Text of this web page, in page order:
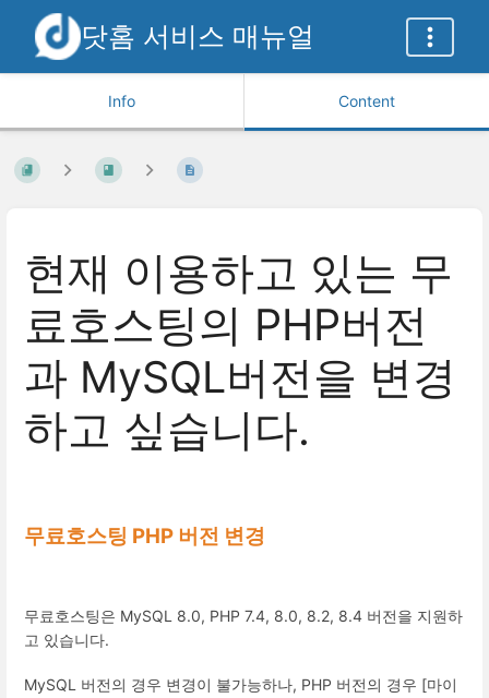
닷홈 서비스 매뉴얼
Info Content
현재 이용하고 있는 무
료호스팅의 PHP버전
과 MySQL버전을 변경
하고 싶습니다.
무료호스팅 PHP 버전 변경
무료호스팅은 MySQL 8.0, PHP 7.4, 8.0, 8.2, 8.4 버전을 지원하
고 있습니다.
MySQL 버전의 경우 변경이 불가능하나, PHP 버전의 경우 [마이